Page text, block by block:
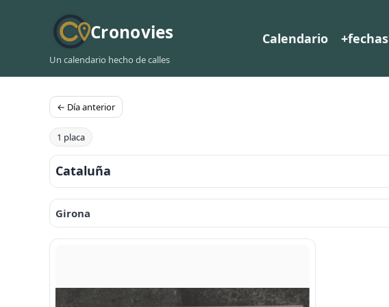
Cronovies
Un calendario hecho de calles
Calendario +fechas
← Día anterior
1 placa
Cataluña
Girona